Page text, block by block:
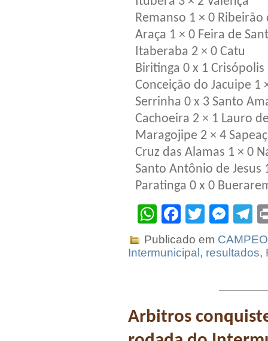
Remanso 1 × 0
Araça 1 × 0 Feira de
Itaberaba 2 × 0 Catu
Biritinga 0 x 1 Crisópolis
Conceição do Jacuipe 1
Serrinha 0 x 3 Santo
Cachoeira 2 × 1 Lauro
Maragojipe 2 × 4
Cruz das Alamas 1 × 0
Santo Antônio de Jesus
Paratinga 0 x 0
WhatsApp
Facebook
Twitter
Publicado em
Intermunicipal , resultados,
Arbitros